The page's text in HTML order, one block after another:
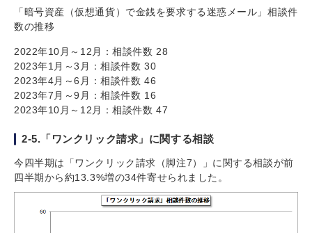
「暗号資産（仮想通貨）で金銭を要求する迷惑メール」相談件
数の推移
2022年10月～12月：相談件数 28
2023年1月～3月：相談件数 30
2023年4月～6月：相談件数 46
2023年7月～9月：相談件数 16
2023年10月～12月：相談件数 47
2-5.「ワンクリック請求」に関する相談
今四半期は「ワンクリック請求（脚注7）」に関する相談が前
四半期から約13.3%増の34件寄せられました。